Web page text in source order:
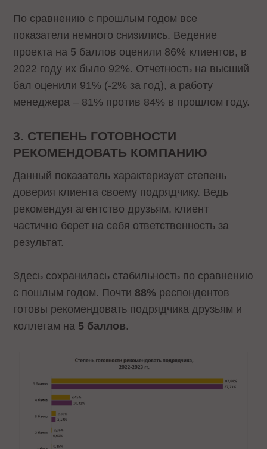
По сравнению с прошлым годом все
показатели немного снизились. Ведение
проекта на 5 баллов оценили 86% клиентов, в
2022 году их было 92%. Отчетность на высший
бал оценили 91% (-2% за год), а работу
менеджера – 81% против 84% в прошлом году.
3. СТЕПЕНЬ ГОТОВНОСТИ
РЕКОМЕНДОВАТЬ КОМПАНИЮ
Данный показатель характеризует степень
доверия клиента своему подрядчику. Ведь
рекомендуя агентство друзьям, клиент
частично берет на себя ответственность за
результат.
Здесь сохранилась стабильность по сравнению
с пошлым годом. Почти 88% респондентов
готовы рекомендовать подрядчика друзьям и
коллегам на 5 баллов.